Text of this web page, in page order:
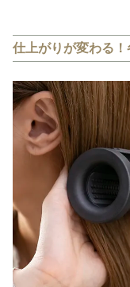
仕上がりが変わる